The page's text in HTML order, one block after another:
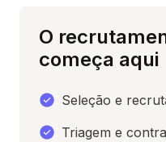
O
começa aqui
Seleção e
Triagem e